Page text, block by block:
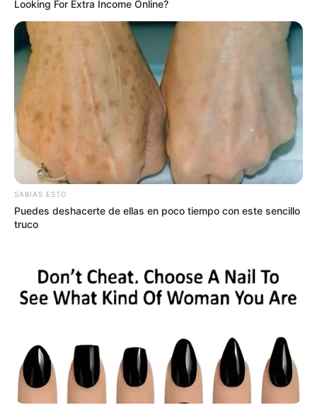
aeropuertos, seguros de viaje internacionales,
cashback elevado, programas de puntos
flexibles y experiencias exclusivas en hoteles y
restaurantes de lujo.
Entre las más destacadas del mercado se
encuentran las tarjetas Platinum y Black de
American Express, Visa Infinite y Mastercard
World Elite, dirigidas especialmente a
empresarios, inversionistas y viajeros
frecuentes. Algunas incluso incluyen asistentes
personales, protección de compras y acceso
preferencial a eventos privados.
también está transformando este mercado.
Nuevas empresas fintech han comenzado a
lanzar tarjetas premium con beneficios
más seguros y herramientas de inteligencia
artificial para controlar gastos y prevenir
fraudes.
Looking For Extra Income Online?
SABIAS ESTO
Puedes deshacerte de ellas en poco tiempo con este sencillo
truco